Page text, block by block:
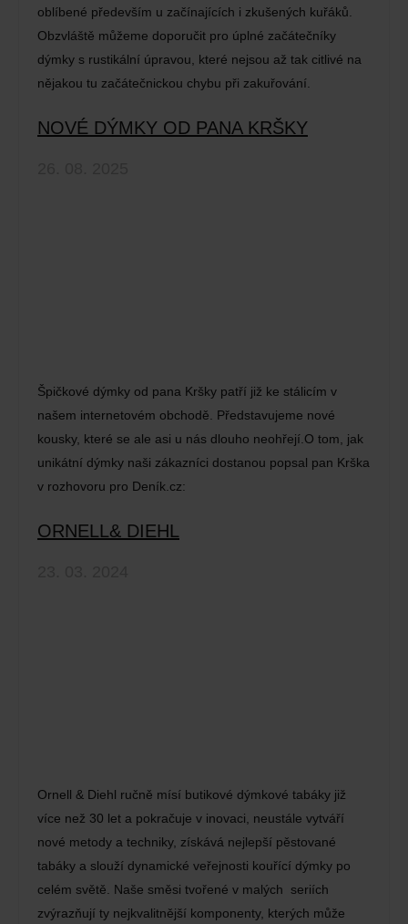
oblíbené především u začínajících i zkušených kuřáků.
Obzvláště můžeme doporučit pro úplné začátečníky
dýmky s rustikální úpravou, které nejsou až tak citlivé na
nějakou tu začátečnickou chybu při zakuřování.
NOVÉ DÝMKY OD PANA KRŠKY
Špičkové dýmky od pana Kršky patří již ke stálicím v
našem internetovém obchodě. Představujeme nové
kousky, které se ale asi u nás dlouho neohřejí.O tom, jak
unikátní dýmky naši zákazníci dostanou popsal pan Krška
v rozhovoru pro Deník.cz:
ORNELL& DIEHL
Ornell & Diehl ručně mísí butikové dýmkové tabáky již
více než 30 let a pokračuje v inovaci, neustále vytváří
nové metody a techniky, získává nejlepší pěstované
tabáky a slouží dynamické veřejnosti kouřící dýmky po
celém světě. Naše směsi tvořené v malých seriích
zvýrazňují ty nejkvalitnější komponenty, kterých může